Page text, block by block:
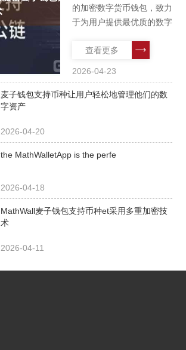
2026-04-23
的加密数字货币钱包，致力
于为用户提供最优质的数字
一款全球领先的数字资产钱
MathWallet在安全、便捷、
高效的数字货币管理上具有
查看更多
2026-04-20
麦子钱包支持币种让用户轻松地管理他们的数
字资产
2026-04-18
the MathWalletApp is the perfe
2026-04-11
MathWall麦子钱包支持币种et采用多重加密技
术